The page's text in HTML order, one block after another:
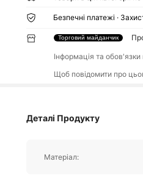
Безпечні платежі ·
Торговий майданчик
Інформація та
Щоб повідомити про
Деталі Продукту
Матеріал: